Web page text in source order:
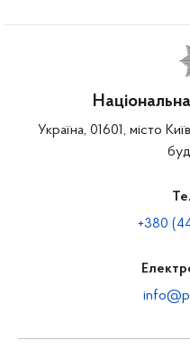
Україна, 01601, місто
+380